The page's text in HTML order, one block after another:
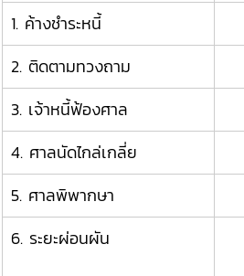
1. ค้างชำระหนี้
2. ติดตามทวงถาม
3. เจ้าหนี้ฟ้องศาล
4. ศาลนัดไกล่เกลี่ย
5. ศาลพิพากษา
6. ระยะผ่อนผัน